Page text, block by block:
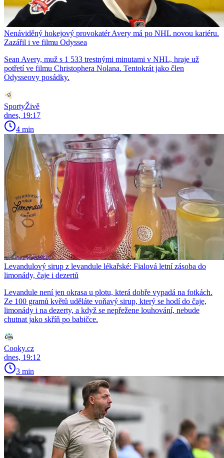
Nenáviděný hokejový provokatér Avery má po NHL novou kariéru.
Zazářil i ve filmu Odyssea
Sean Avery, muž s 1 533 trestnými minutami v NHL, hraje už
potřetí ve filmu Christophera Nolana. Tentokrát jako člen
Odysseovy posádky.
SportyŽivě
dnes, 19:17
4 min
Levandulový sirup z levandule lékařské: Fialová letní zásoba do
limonády, čaje i dezertů
Levandule není jen okrasa u plotu, která dobře vypadá na fotkách.
Ze 100 gramů květů uděláte voňavý sirup, který se hodí do čaje,
limonády i na dezerty, a když se nepřežene louhování, nebude
chutnat jako skříň po babičce.
Cooky.cz
dnes, 19:12
3 min